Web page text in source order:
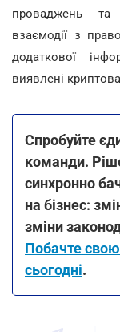
проваджень та
взаємодії з
додаткової
виявлені
Спробуйте
команди.
синхронно
на бізнес:
зміни
Побачте
сьогодні.